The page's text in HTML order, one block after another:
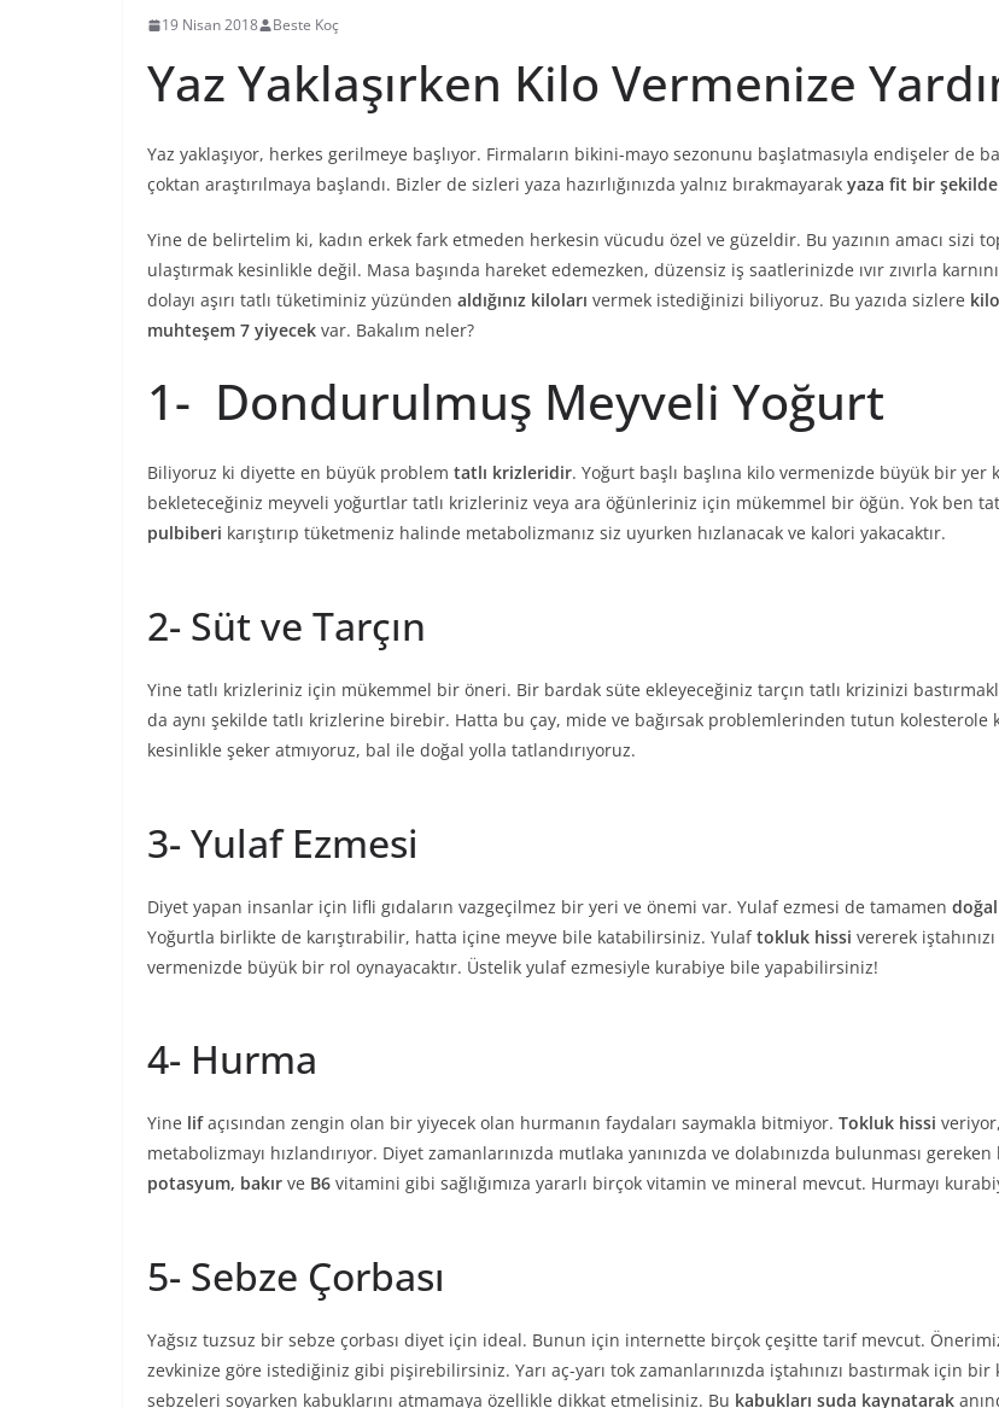
19 Nisan 2018 Beste Koç
Yaz Yaklaşırken Kilo Vermenize
Yaz yaklaşıyor, herkes gerilmeye başlıyor. Firmaların bikini-mayo sezonunu başlatmasıyla endişeler
çoktan araştırılmaya başlandı. Bizler de sizleri yaza hazırlığınızda yalnız bırakmayarak yaza fit bir
Yine de belirtelim ki, kadın erkek fark etmeden herkesin vücudu özel ve güzeldir. Bu yazının amacı sizi
ulaştırmak kesinlikle değil. Masa başında hareket edemezken, düzensiz iş saatlerinizde ıvır zıvırla
dolayı aşırı tatlı tüketiminiz yüzünden aldığınız kiloları vermek istediğinizi biliyoruz. Bu yazıda sizlere
muhteşem 7 yiyecek var. Bakalım neler?
1- Dondurulmuş Meyveli Yoğurt
Biliyoruz ki diyette en büyük problem tatlı krizleridir. Yoğurt başlı başlına kilo vermenizde büyük bir
bekleteceğiniz meyveli yoğurtlar tatlı krizleriniz veya ara öğünleriniz için mükemmel bir öğün. Yok ben
pulbiberi karıştırıp tüketmeniz halinde metabolizmanız siz uyurken hızlanacak ve kalori yakacaktır.
2- Süt ve Tarçın
Yine tatlı krizleriniz için mükemmel bir öneri. Bir bardak süte ekleyeceğiniz tarçın tatlı krizinizi
da aynı şekilde tatlı krizlerine birebir. Hatta bu çay, mide ve bağırsak problemlerinden tutun kolesterole
kesinlikle şeker atmıyoruz, bal ile doğal yolla tatlandırıyoruz.
3- Yulaf Ezmesi
Diyet yapan insanlar için lifli gıdaların vazgeçilmez bir yeri ve önemi var. Yulaf ezmesi de tamamen
Yoğurtla birlikte de karıştırabilir, hatta içine meyve bile katabilirsiniz. Yulaftokluk hissi vererek
vermenizde büyük bir rol oynayacaktır. Üstelik yulaf ezmesiyle kurabiye bile yapabilirsiniz!
4- Hurma
Yine lifaçısından zengin olan bir yiyecek olan hurmanın faydaları saymakla bitmiyor. Tokluk hissi veriyor,
metabolizmayı hızlandırıyor. Diyet zamanlarınızda mutlaka yanınızda ve dolabınızda bulunması
potasyum, bakır ve B6 vitamini gibi sağlığımıza yararlı birçok vitamin ve mineral mevcut. Hurmayı
5- Sebze Çorbası
Yağsız tuzsuz bir sebze çorbası diyet için ideal. Bunun için internette birçok çeşitte tarif mevcut.
zevkinize göre istediğiniz gibi pişirebilirsiniz. Yarı aç-yarı tok zamanlarınızda iştahınızı bastırmak için
sebzeleri soyarken kabuklarını atmamaya özellikle dikkat etmelisiniz. Bu kabukları suda kaynatarak